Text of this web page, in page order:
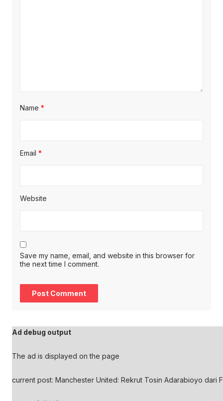
Name *
Email *
Website
Save my name, email, and website in this browser for
the next time I comment.
Ad debug output
The ad is displayed on the page
current post: Manchester United: Rekrut Tosin Adarabioyo dari